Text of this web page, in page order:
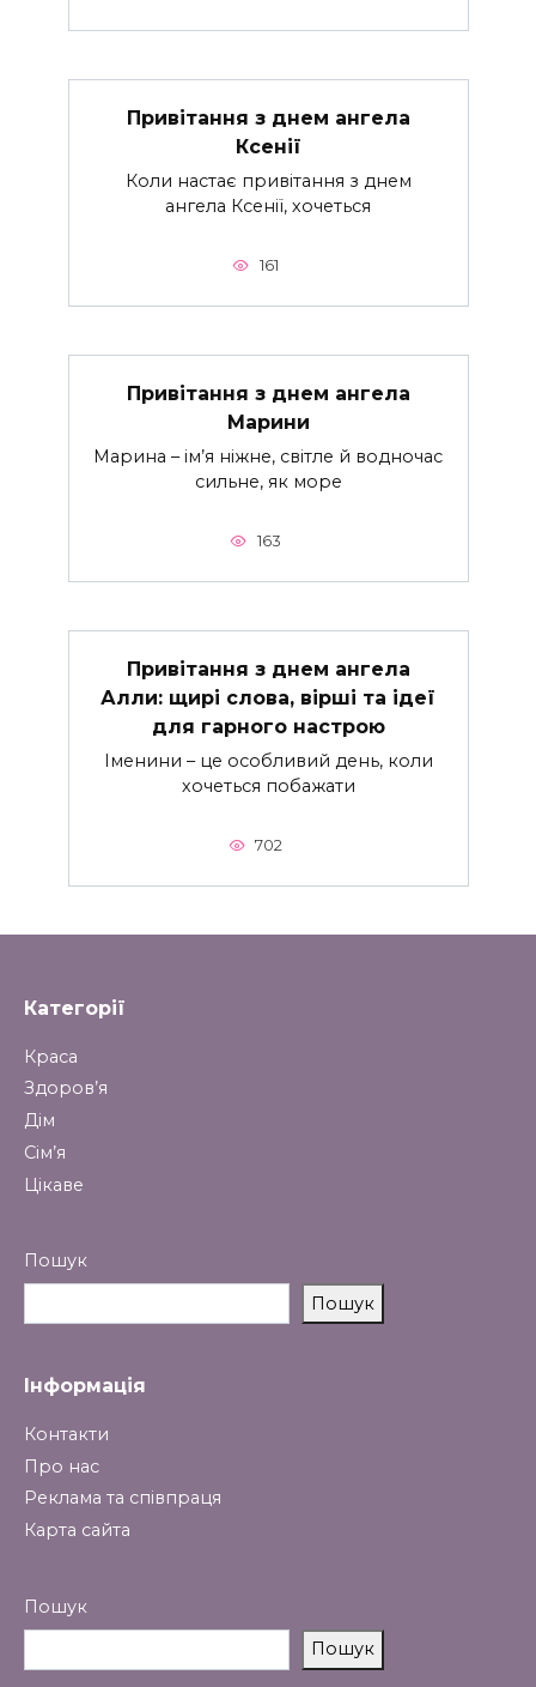
Привітання з днем ангела
Ксенії
Коли настає привітання з днем
ангела Ксенії, хочеться
161
Привітання з днем ангела
Марини
Марина – ім’я ніжне, світле й водночас
сильне, як море
163
Привітання з днем ангела
Алли: щирі слова, вірші та ідеї
для гарного настрою
Іменини – це особливий день, коли
хочеться побажати
702
Категорії
Краса
Здоров’я
Дім
Сім’я
Цікаве
Пошук
Пошук
Інформація
Контакти
Про нас
Реклама та співпраця
Карта сайта
Пошук
Пошук